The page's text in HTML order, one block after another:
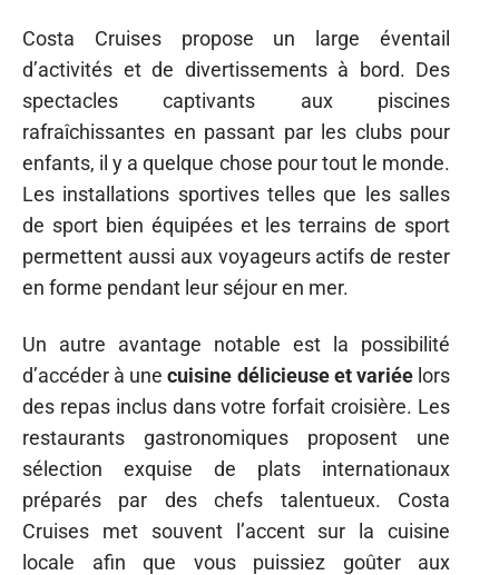
Costa Cruises propose un large éventail
d’activités et de divertissements à bord. Des
spectacles captivants aux piscines
rafraîchissantes en passant par les clubs pour
enfants, il y a quelque chose pour tout le monde.
Les installations sportives telles que les salles
de sport bien équipées et les terrains de sport
permettent aussi aux voyageurs actifs de rester
en forme pendant leur séjour en mer.
Un autre avantage notable est la possibilité
d’accéder à unecuisine délicieuse et variéelors
des repas inclus dans votre forfait croisière. Les
restaurants gastronomiques proposent une
sélection exquise de plats internationaux
préparés par des chefs talentueux. Costa
Cruises met souvent l’accent sur la cuisine
locale afin que vous puissiez goûter aux